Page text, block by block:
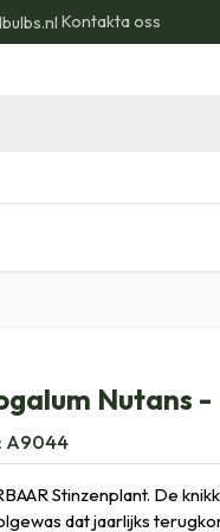
Kontakta oss
Nutans -
A9044
Stinzenplant. De
dat jaarlijks